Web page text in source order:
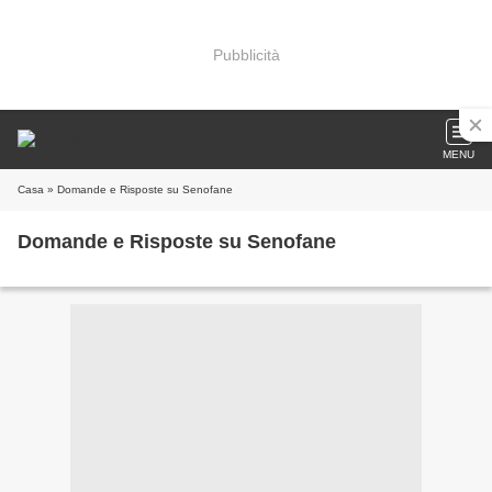
Pubblicità
MENU
Casa » Domande e Risposte su Senofane
Domande e Risposte su Senofane